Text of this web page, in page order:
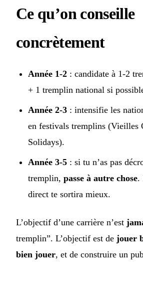
Ce qu’on conseille
concrètement
Année 1-2 : candidate à 1-2
+ 1 tremplin national si
Année 2-3 : intensifie les
en festivals tremplins (Vieilles
Solidays).
Année 3-5 : si tu n’as pas
tremplin, passe à autre chose.
direct te sortira mieux.
L’objectif d’une carrière n’est
tremplin”. L’objectif est de jouer
bien jouer, et de construire un